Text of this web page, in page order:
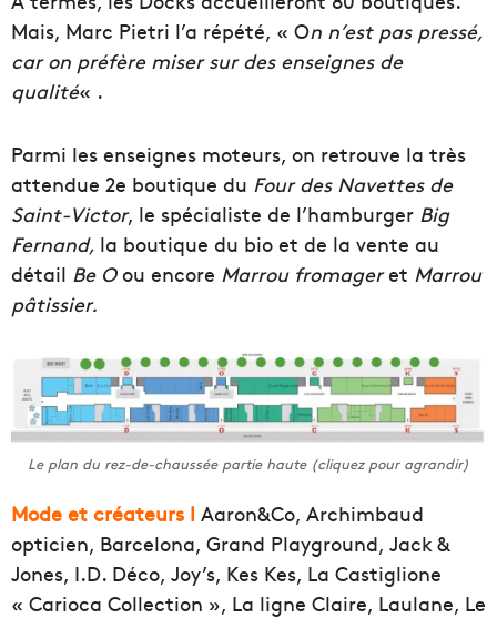
Mais, Marc Pietri l’a répété, « On n’est pas pressé,
car on préfère miser sur des enseignes de
qualité« .
Parmi les enseignes moteurs, on retrouve la très
attendue 2e boutique du Four des Navettes de
Saint-Victor, le spécialiste de l’hamburger Big
Fernand, la boutique du bio et de la vente au
détail Be Oou encore Marrou fromageret Marrou
pâtissier.
Le plan du rez-de-chaussée partie haute (cliquez pour agrandir)
Mode et créateurs l Aaron&Co, Archimbaud
opticien, Barcelona, Grand Playground, Jack &
Jones, I.D. Déco, Joy’s, Kes Kes, La Castiglione
« Carioca Collection », La ligne Claire, Laulane, Le